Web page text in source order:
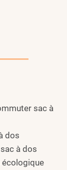
sac à
dos
à dos
écologique